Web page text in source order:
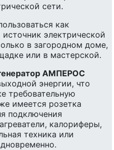
сети.
как
электрической
в загородном доме,
или в мастерской.
АМПЕРОС
энергии, что
требовательную
имеется розетка
подключения
калориферы,
техника или